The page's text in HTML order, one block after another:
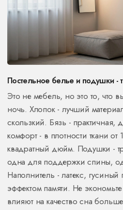
Постельное белье и подушки -
Это не мебель, но это то, что
ночь. Хлопок - лучший
скользкий. Бязь -
комфорт - в плотности ткани
квадратный дюйм. Подушки -
одна для поддержки спины,
Наполнитель - латекс,
эффектом памяти. Не
влияют на качество сна